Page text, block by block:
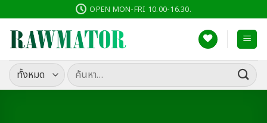
ไป
เนื้อหา
OPEN MON-FRI 10.00-16.30.
ค้นหา: